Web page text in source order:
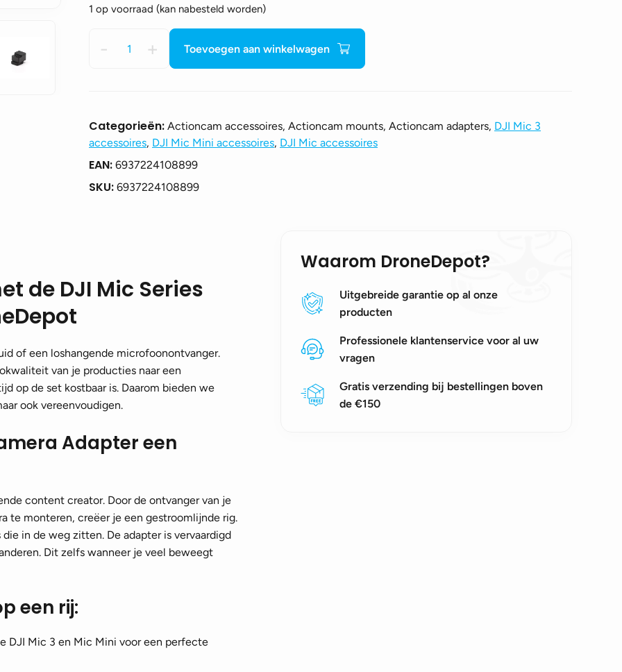
1 op voorraad (kan nabesteld worden)
-
Mic
aantal
+ Toevoegen aan winkelwagen
Categorieën: Actioncam accessoires, Actioncam mounts, Actioncam adapters, DJI Mic 3
accessoires, DJI Mic Mini accessoires, DJI Mic accessoires
EAN: 6937224108899
SKU: 6937224108899
de DJI Mic Series
of een loshangende microfoonontvanger.
van je producties naar een
op de set kostbaar is. Daarom bieden we
ook vereenvoudigen.
Adapter een
content creator. Door de ontvanger van je
te monteren, creëer je een gestroomlijnde rig.
in de weg zitten. De adapter is vervaardigd
Dit zelfs wanneer je veel beweegt
een rij:
DJI Mic 3 en Mic Mini voor een perfecte
Waarom DroneDepot?
Uitgebreide garantie op al onze
producten
Professionele klantenservice voor al uw
vragen
Gratis verzending bij bestellingen boven
de €150